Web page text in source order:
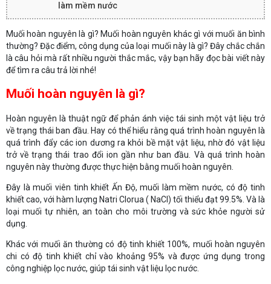
làm mềm nước
Muối hoàn nguyên là gì? Muối hoàn nguyên khác gì với muối ăn bình
thường? Đặc điểm, công dụng của loại muối này là gì? Đây chắc chắn
là câu hỏi mà rất nhiều người thắc mắc, vậy bạn hãy đọc bài viết này
để tìm ra câu trả lời nhé!
Muối hoàn nguyên là gì?
Hoàn nguyên là thuật ngữ để phản ánh việc tái sinh một vật liệu trở
về trạng thái ban đầu. Hay có thể hiểu rằng quá trình hoàn nguyên là
quá trình đẩy các ion dương ra khỏi bề mặt vật liệu, nhờ đó vật liệu
trở về trạng thái trao đổi ion gần như ban đầu. Và quá trình hoàn
nguyên này thường được thực hiện bằng muối hoàn nguyên.
Đây là muối viên tinh khiết Ấn Độ, muối làm mềm nước, có độ tinh
khiết cao, với hàm lượng Natri Clorua ( NaCl) tối thiểu đạt 99.5%. Và là
loại muối tự nhiên, an toàn cho môi trường và sức khỏe người sử
dụng.
Khác với muối ăn thường có độ tinh khiết 100%, muối hoàn nguyên
chi có độ tinh khiết chỉ vào khoảng 95% và được ứng dụng trong
công nghiệp lọc nước, giúp tái sinh vật liệu lọc nước.